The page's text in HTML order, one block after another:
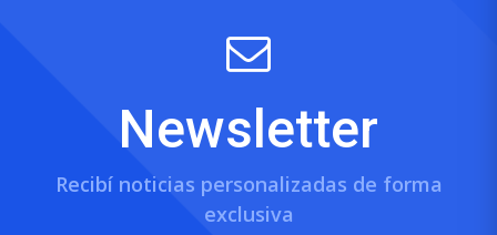
Newsletter
Recibí noticias personalizadas de forma
exclusiva